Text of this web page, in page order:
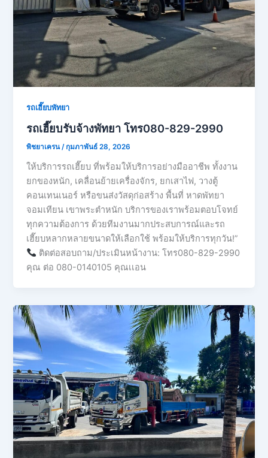
รถเฮี๊ยบพัทยา
รถเฮี๊ยบรับจ้างพัทยา โทร080-829-2990
พิชยาเครน/กุมภาพันธ์ 28, 2026
ให้บริการรถเฮี๊ยบ ที่พร้อมให้บริการอย่างมืออาชีพ ทั้งงาน
ยกของหนัก, เคลื่อนย้ายเครื่องจักร, ยกเสาไฟ, วางตู้
คอนเทนเนอร์ หรือขนส่งวัสดุก่อสร้าง พื้นที่ หาดพัทยา
จอมเทียน เขาพระตำหนัก บริการของเราพร้อมตอบโจทย์
ทุกความต้องการ ด้วยทีมงานมากประสบการณ์และรถ
เฮี๊ยบหลากหลายขนาดให้เลือกใช้ พร้อมให้บริการทุกวัน!”
ติดต่อสอบถาม/ประเมินหน้างาน: โทร080-829-2990
คุณ ต่อ 080-0140105 คุณเเอน